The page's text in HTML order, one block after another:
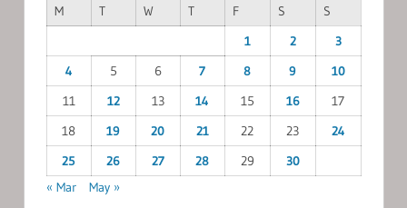
M T W T F S
S
1
2
3
4
5 6 7 8 9
10
11
12 13 14 15 16
17
18
19 20 21 22 23
24
25
26 27 28 29
30
« Mar
May »